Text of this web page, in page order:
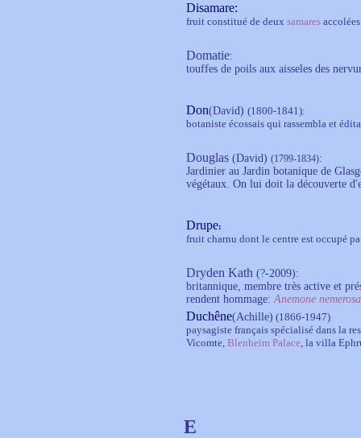
Disamare:
fruit constitué de deux samares
Domatie:
touffes de poils aux aisseles des
Don(David) (1800-1841):
botaniste écossais qui rassembla et
Douglas (David) (1799-1834):
Jardinier au Jardin botanique de
végétaux. On lui doit la découverte
Drupe:
fruit charnu dont le centre est occupé
Dryden Kath (?-2009):
britannique, membre très active et
rendent hommage:Anemone nemerosa
Duchêne(Achille) (1866-1947)
paysagiste français spécialisé dans la
Vicomte, Blenheim Palace, la villa
E